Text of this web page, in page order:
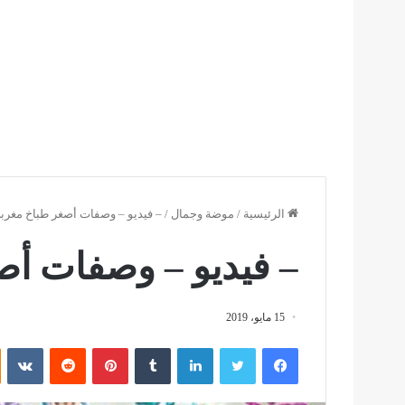
الرئيسية / موضة وجمال /– فيديو – وصفات أصغر طباخ
– فيديو – وصفات
15 مايو، 2019
فيسبوك تويتر لينكدإن بينتيريست